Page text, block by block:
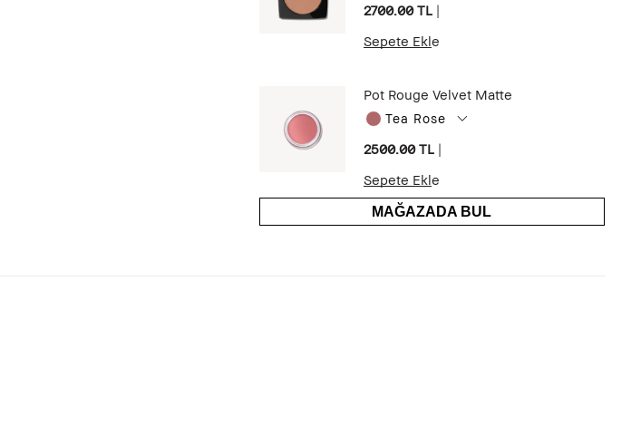
2700.00 TL |
Sepete Ekle
Pot Rouge Velvet Matte
Tea Rose
2500.00 TL |
Sepete Ekle
MAĞAZADA BUL